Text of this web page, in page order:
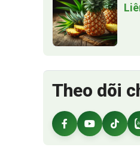
Theo dõi